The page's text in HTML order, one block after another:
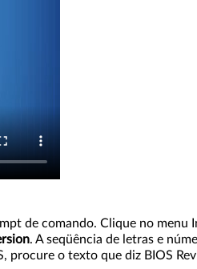
de comando. Clique no menu
. A seqüência de letras e
o texto que diz BIOS